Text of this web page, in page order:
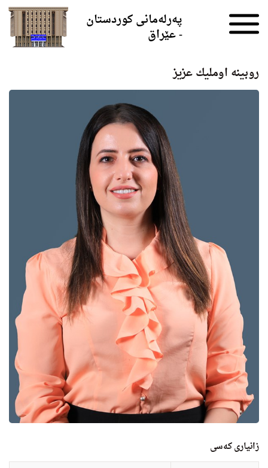
پەرلەمانی کوردستان
- عێراق
روبینه‌ اوملیك عزیز
زانيارى کەسی